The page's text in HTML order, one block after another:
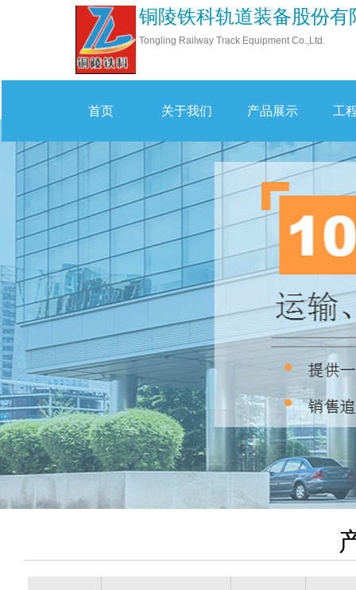
铜陵铁科轨道装备股份有
Tongling Railway Track Equipment Co.,Ltd .
首页 关于我们 产品展示 工